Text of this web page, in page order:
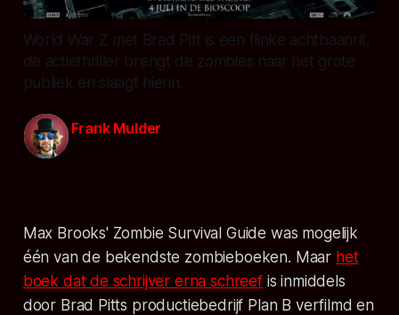
World War Z met Brad Pitt is een flinke achtbaanrit,
de actiethriller brengt de zombies naar het grote
publiek en slaagt hierin.
Frank Mulder
Max Brooks' Zombie Survival Guide was mogelijk
één van de bekendste zombieboeken. Maar het
boek dat de schrijver erna schreefis inmiddels
door Brad Pitts productiebedrijf Plan B verfilmd en